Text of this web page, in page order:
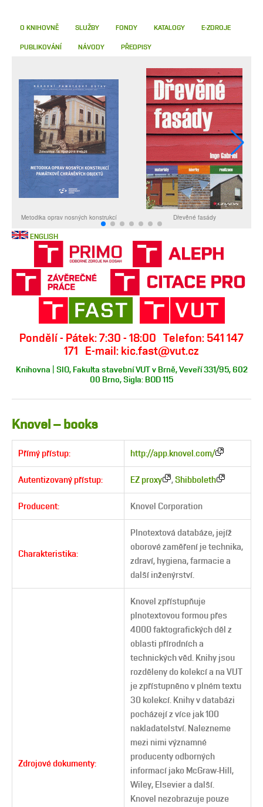
O KNIHOVNĚ SLUŽBY FONDY KATALOGY E-ZDROJE
PUBLIKOVÁNÍ NÁVODY PŘEDPISY
ENGLISH
Pondělí - Pátek: 7:30 - 18:00 Telefon: 541 147
171 E-mail: kic.fast@vut.cz
Knihovna | SIO, Fakulta stavební VUT v Brně, Veveří 331/95, 602
00 Brno, Sigla: BOD 115
Knovel – books
Přímý přístup: http://app.knovel.com/
Autentizovaný přístup: EZ proxy ,Shibboleth
Producent: Knovel Corporation
Charakteristika:
Plnotextová databáze, jejíž
oborové zaměření je technika,
zdraví, hygiena, farmacie a
další inženýrství.
Zdrojové dokumenty:
Knovel zpřístupňuje
plnotextovou formou přes
4000 faktografických děl z
oblasti přírodních a
technických věd. Knihy jsou
rozděleny do kolekcí a na VUT
je zpřístupněno v plném textu
30 kolekcí. Knihy v databázi
pocházejí z více jak 100
nakladatelství. Nalezneme
mezi nimi významné
producenty odborných
informací jako McGraw-Hill,
Wiley, Elsevier a další.
Knovel nezobrazuje pouze